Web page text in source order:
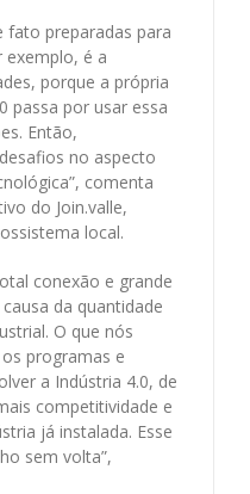
fato preparadas para
exemplo, é a
porque a própria
passa por usar essa
Então,
no aspecto
comenta
do Join.valle,
local.
conexão e grande
da quantidade
O que nós
programas e
a Indústria 4.0, de
competitividade e
já instalada. Esse
sem volta”,